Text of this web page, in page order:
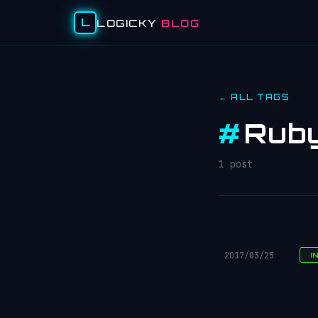
L LOGICKY BLOG
← ALL TAGS
#
1 post
2017/03/25